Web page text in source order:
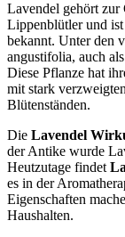
Lavendel gehört zur
Lippenblütler und ist
bekannt. Unter den
angustifolia, auch
Diese Pflanze hat
mit stark
Blütenständen.
Die Lavendel
der Antike wurde
Heutzutage findet
es in der
Eigenschaften
Haushalten.